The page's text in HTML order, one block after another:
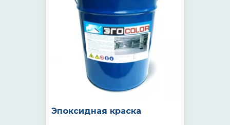
Эпоксидная краска